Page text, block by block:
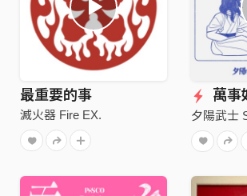
最重要的事
滅火器 Fire EX.
萬事
夕陽武士